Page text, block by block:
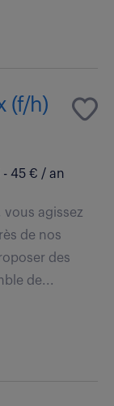
(f/h)
- 45 € / an
vous agissez
de nos
des
de...